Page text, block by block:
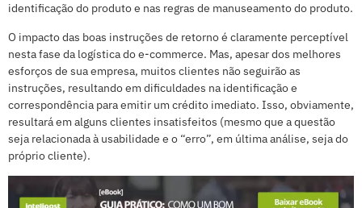
identificação do produto e nas regras de manuseamento do produto.
O impacto das boas instruções de retorno é claramente perceptível
nesta fase da logística do e-commerce. Mas, apesar dos melhores
esforços de sua empresa, muitos clientes não seguirão as
instruções, resultando em dificuldades na identificação e
correspondência para emitir um crédito imediato. Isso, obviamente,
resultará em alguns clientes insatisfeitos (mesmo que a questão
seja relacionada à usabilidade e o “erro”, em última análise, seja do
próprio cliente).